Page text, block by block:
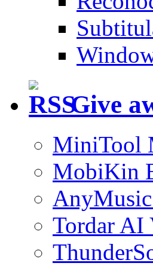
Give
MiniTool
MobiKin
Tordar AI